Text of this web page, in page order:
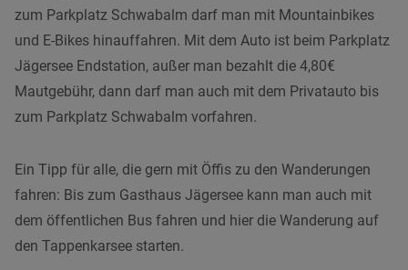
zum Parkplatz Schwabalm darf man mit Mountainbikes
und E-Bikes hinauffahren. Mit dem Auto ist beim Parkplatz
Jägersee Endstation, außer man bezahlt die 4,80€
Mautgebühr, dann darf man auch mit dem Privatauto bis
zum Parkplatz Schwabalm vorfahren.
Ein Tipp für alle, die gern mit Öffis zu den Wanderungen
fahren: Bis zum Gasthaus Jägersee kann man auch mit
dem öffentlichen Bus fahren und hier die Wanderung auf
den Tappenkarsee starten.